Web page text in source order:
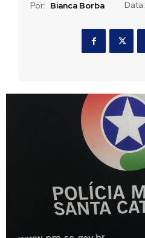
Por: Bianca Borba Data: